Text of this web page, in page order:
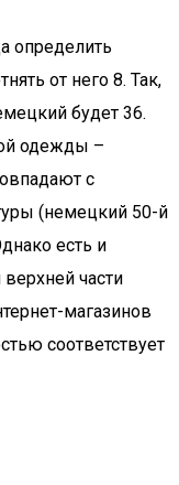
определить
от него 8. Так,
будет 36.
одежды –
с
(немецкий 50-й
есть и
части
магазинов
соответствует